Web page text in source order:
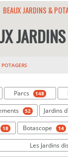
BEAUX JARDINS &
Parcs 148
52 Jardins
18 Botascope 14
Les Jardins